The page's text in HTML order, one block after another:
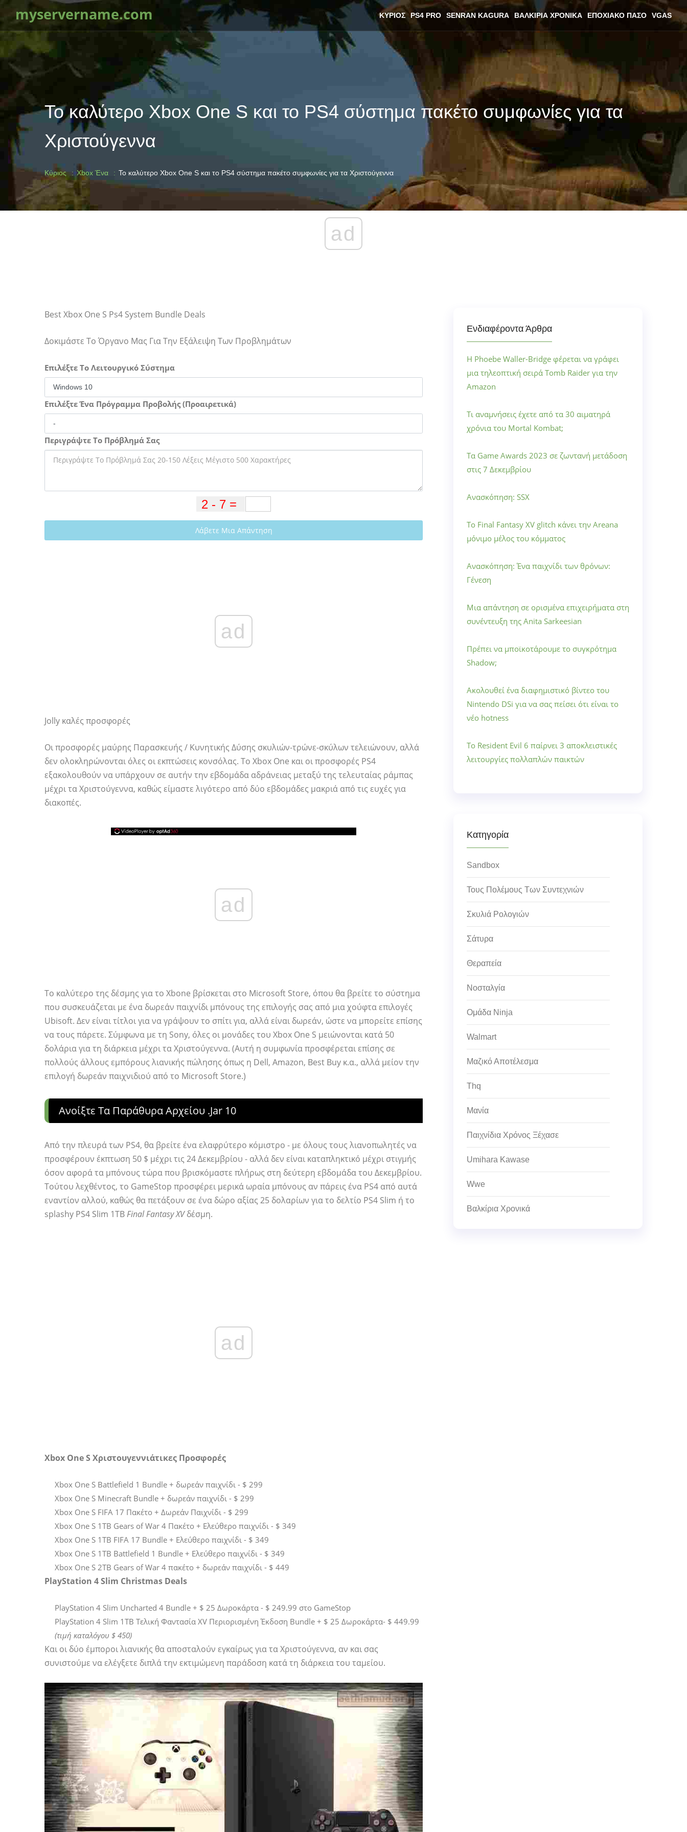
myservername.com ΚΎΡΙΟΣ PS4 PRO SENRAN KAGURA ΒΑΛΚΊΡΙΑ ΧΡΟΝΙΚΆ ΕΠΟΧΙΑΚΌ ΠΆΣΟ VGAS
Το καλύτερο Xbox One S και το PS4 σύστημα πακέτο συμφωνίες για τα
Χριστούγεννα
Κύριος Xbox Ένα Το καλύτερο Xbox One S και το PS4 σύστημα πακέτο συμφωνίες για τα Χριστούγεννα
ad
Best Xbox One S Ps4 System Bundle Deals
Δοκιμάστε Το Όργανο Μας Για Την Εξάλειψη Των Προβλημάτων
Επιλέξτε Το Λειτουργικό Σύστημα
Επιλέξτε Ένα Πρόγραμμα Προβολής (Προαιρετικά)
Περιγράψτε Το Πρόβλημά Σας
Λάβετε Μια Απάντηση
ad
Jolly καλές προσφορές
Οι προσφορές μαύρης Παρασκευής / Κυνητικής Δύσης σκυλιών-τρώνε-σκύλων τελειώνουν, αλλά
δεν ολοκληρώνονται όλες οι εκπτώσεις κονσόλας. Το Xbox One και οι προσφορές PS4
εξακολουθούν να υπάρχουν σε αυτήν την εβδομάδα αδράνειας μεταξύ της τελευταίας ράμπας
μέχρι τα Χριστούγεννα, καθώς είμαστε λιγότερο από δύο εβδομάδες μακριά από τις ευχές για
διακοπές.
ad
Το καλύτερο της δέσμης για το Xbone βρίσκεται στο Microsoft Store, όπου θα βρείτε το σύστημα
που συσκευάζεται με ένα δωρεάν παιχνίδι μπόνους της επιλογής σας από μια χούφτα επιλογές
Ubisoft. Δεν είναι τίτλοι για να γράψουν το σπίτι για, αλλά είναι δωρεάν, ώστε να μπορείτε επίσης
να τους πάρετε. Σύμφωνα με τη Sony, όλες οι μονάδες του Xbox One S μειώνονται κατά 50
δολάρια για τη διάρκεια μέχρι τα Χριστούγεννα. (Αυτή η συμφωνία προσφέρεται επίσης σε
πολλούς άλλους εμπόρους λιανικής πώλησης όπως η Dell, Amazon, Best Buy κ.α., αλλά μείον την
επιλογή δωρεάν παιχνιδιού από το Microsoft Store.)
Ανοίξτε Τα Παράθυρα Αρχείου .jar 10
Από την πλευρά των PS4, θα βρείτε ένα ελαφρύτερο κόμιστρο - με όλους τους λιανοπωλητές να
προσφέρουν έκπτωση 50 $ μέχρι τις 24 Δεκεμβρίου - αλλά δεν είναι καταπληκτικό μέχρι στιγμής
όσον αφορά τα μπόνους τώρα που βρισκόμαστε πλήρως στη δεύτερη εβδομάδα του Δεκεμβρίου.
Τούτου λεχθέντος, το GameStop προσφέρει μερικά ωραία μπόνους αν πάρεις ένα PS4 από αυτά
εναντίον αλλού, καθώς θα πετάξουν σε ένα δώρο αξίας 25 δολαρίων για το δελτίο PS4 Slim ή το
splashy PS4 Slim 1TBFinal Fantasy XVδέσμη.
ad
Xbox One S Χριστουγεννιάτικες Προσφορές
Xbox One S Battlefield 1 Bundle + δωρεάν παιχνίδι - $ 299
Xbox One S Minecraft Bundle + δωρεάν παιχνίδι - $ 299
Xbox One S FIFA 17 Πακέτο + Δωρεάν Παιχνίδι - $ 299
Xbox One S 1TB Gears of War 4 Πακέτο + Ελεύθερο παιχνίδι - $ 349
Xbox One S 1TB FIFA 17 Bundle + Ελεύθερο παιχνίδι - $ 349
Xbox One S 1TB Battlefield 1 Bundle + Ελεύθερο παιχνίδι - $ 349
Xbox One S 2TB Gears of War 4 πακέτο + δωρεάν παιχνίδι - $ 449
PlayStation 4 Slim Christmas Deals
PlayStation 4 Slim Uncharted 4 Bundle + $ 25 Δωροκάρτα - $ 249.99 στο GameStop
PlayStation 4 Slim 1TB Τελική Φαντασία XV Περιορισμένη Έκδοση Bundle + $ 25 Δωροκάρτα- $ 449.99
(τιμή καταλόγου $ 450)
Και οι δύο έμποροι λιανικής θα αποσταλούν εγκαίρως για τα Χριστούγεννα, αν και σας
συνιστούμε να ελέγξετε διπλά την εκτιμώμενη παράδοση κατά τη διάρκεια του ταμείου.
Ενδιαφέροντα Άρθρα
Η Phoebe Waller-Bridge φέρεται να γράφει
μια τηλεοπτική σειρά Tomb Raider για την
Amazon
Τι αναμνήσεις έχετε από τα 30 αιματηρά
χρόνια του Mortal Kombat;
Τα Game Awards 2023 σε ζωντανή μετάδοση
στις 7 Δεκεμβρίου
Ανασκόπηση: SSX
Το Final Fantasy XV glitch κάνει την Areana
μόνιμο μέλος του κόμματος
Ανασκόπηση: Ένα παιχνίδι των θρόνων:
Γένεση
Μια απάντηση σε ορισμένα επιχειρήματα στη
συνέντευξη της Anita Sarkeesian
Πρέπει να μποϊκοτάρουμε το συγκρότημα
Shadow;
Ακολουθεί ένα διαφημιστικό βίντεο του
Nintendo DSi για να σας πείσει ότι είναι το
νέο hotness
Το Resident Evil 6 παίρνει 3 αποκλειστικές
λειτουργίες πολλαπλών παικτών
Κατηγορία
Sandbox
Τους Πολέμους Των Συντεχνιών
Σκυλιά Ρολογιών
Σάτυρα
Θεραπεία
Νοσταλγία
Ομάδα Ninja
Walmart
Μαζικό Αποτέλεσμα
Thq
Μανία
Παιχνίδια Χρόνος Ξέχασε
Umihara Kawase
Wwe
Βαλκίρια Χρονικά